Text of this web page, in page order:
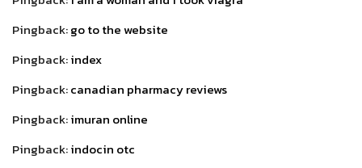
Pingback:go to the website
Pingback:index
Pingback:canadian pharmacy reviews
Pingback:imuran online
Pingback:indocin otc